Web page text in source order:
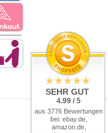
SEHR GUT
4.99 / 5
aus 3776 Bewertungen
bei: ebay.de,
amazon.de,